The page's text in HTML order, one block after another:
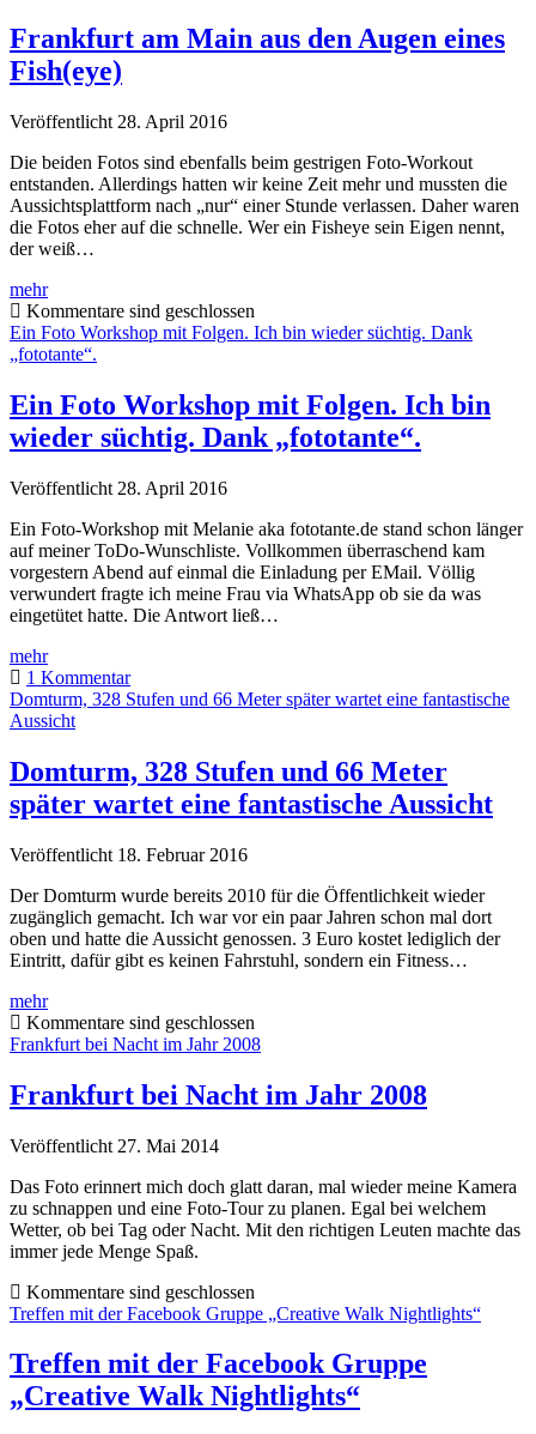
Rollei
auf
Fototour
Frankfurt am Main aus den Augen eines
Fish(eye)
Veröffentlicht 28. April 2016
Die beiden Fotos sind ebenfalls beim gestrigen Foto-Workout
entstanden. Allerdings hatten wir keine Zeit mehr und mussten die
Aussichtsplattform nach „nur“ einer Stunde verlassen. Daher waren
die Fotos eher auf die schnelle. Wer ein Fisheye sein Eigen nennt,
der weiß…
mehrFrankfurt
am
Main
aus
Augen
eines
Fish(eye)
Kommentare sind geschlossen
Ein Foto Workshop mit Folgen. Ich bin wieder süchtig. Dank
„fototante“.
Ein Foto Workshop mit Folgen. Ich bin
wieder süchtig. Dank „fototante“.
Veröffentlicht 28. April 2016
Ein Foto-Workshop mit Melanie aka fototante.de stand schon länger
auf meiner ToDo-Wunschliste. Vollkommen überraschend kam
vorgestern Abend auf einmal die Einladung per EMail. Völlig
verwundert fragte ich meine Frau via WhatsApp ob sie da was
eingetütet hatte. Die Antwort ließ…
mehrEin
Foto
Workshop
mit
bin
wieder
Dank
1 Kommentar
Domturm, 328 Stufen und 66 Meter später wartet eine fantastische
Aussicht
Domturm, 328 Stufen und 66 Meter
später wartet eine fantastische Aussicht
Veröffentlicht 18. Februar 2016
Der Domturm wurde bereits 2010 für die Öffentlichkeit wieder
zugänglich gemacht. Ich war vor ein paar Jahren schon mal dort
oben und hatte die Aussicht genossen. 3 Euro kostet lediglich der
Eintritt, dafür gibt es keinen Fahrstuhl, sondern ein Fitness…
mehrDomturm,
328
Stufen
Meter
wartet
fantastische
Aussicht
Kommentare sind geschlossen
Frankfurt bei Nacht im Jahr 2008
Frankfurt bei Nacht im Jahr 2008
Veröffentlicht 27. Mai 2014
Das Foto erinnert mich doch glatt daran, mal wieder meine Kamera
zu schnappen und eine Foto-Tour zu planen. Egal bei welchem
Wetter, ob bei Tag oder Nacht. Mit den richtigen Leuten machte das
immer jede Menge Spaß.
Kommentare sind geschlossen
Treffen mit der Facebook Gruppe „Creative Walk Nightlights“
Treffen mit der Facebook Gruppe
„Creative Walk Nightlights“